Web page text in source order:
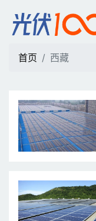
西藏 | 光
首页 西藏